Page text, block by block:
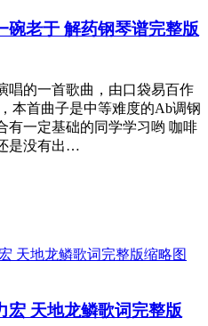
碗老于 解药钢琴谱完整版
唱的一首歌曲，由口袋易百作
本首曲子是中等难度的Ab调钢
有一定基础的同学学习哟 咖啡
是没有出…
宏 天地龙鳞歌词完整版